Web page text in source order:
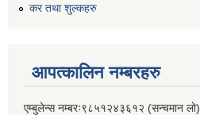
कर तथा शुल्कहरु
आपत्कालिन नम्बरहरु
एम्बुलेन्स नम्बरः९८५१२४३६१२ (सन्चमान लो)